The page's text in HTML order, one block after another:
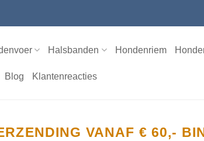
Halsbanden Hondenriem
Blog Klantenreacties
VANAF € 60,-